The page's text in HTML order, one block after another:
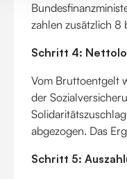
zahlen zusätzlich 8
Schritt 4:
Vom Bruttoentgelt
der
abgezogen. Das
Schritt 5: